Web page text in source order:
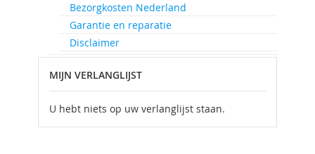
Bezorgkosten Nederland
Garantie en reparatie
Disclaimer
MIJN VERLANGLIJST
U hebt niets op uw verlanglijst staan.